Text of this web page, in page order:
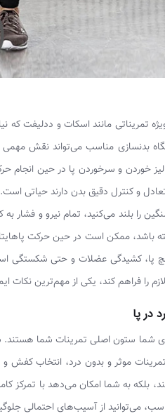
تمریناتی مانند اسکات و ددلیفت که
بدنسازی مناسب می‌تواند نقش مهمی
خوردن و سرخوردن پا در حین انجام
و کنترل دقیق بدن دارند حیاتی است.
را بلند می‌کنید، تمام نیرو و فشار
باشد، ممکن است در حین حرکت
پا، کشیدگی عضلات و حتی شکستگی
را فراهم کند، یکی از مهم‌ترین نکات
در پا
شما ستون اصلی تمرینات شما
موثر و بدون درد، انتخاب کفش
به شما امکان می‌دهد با تمرکز
می‌توانید از آسیب‌های احتمالی